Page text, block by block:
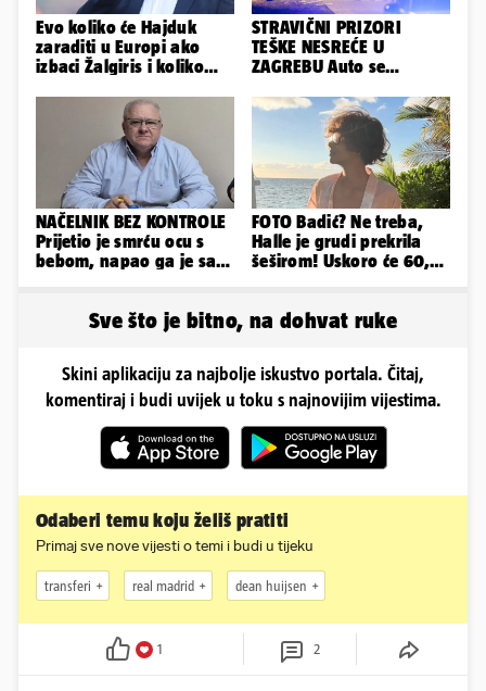
Evo koliko će Hajduk
zaraditi u Europi ako
izbaci Žalgiris i koliko
STRAVIČNI PRIZORI
TEŠKE NESREĆE U
ZAGREBU Auto se
poginuo
NAČELNIK BEZ KONTROLE
Prijetio je smrću ocu s
bebom, napao ga je sa
FOTO Badić? Ne treba,
Halle je grudi prekrila
šeširom! Uskoro će 60,
Sve što je bitno, na dohvat ruke
Skini aplikaciju za najbolje iskustvo portala. Čitaj,
komentiraj i budi uvijek u toku s najnovijim vijestima.
Odaberi temu koju želiš pratiti
Primaj sve nove vijesti o temi i budi u tijeku
transferi real madrid dean huijsen
1 2